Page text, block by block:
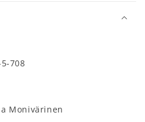
708
Monivärinen